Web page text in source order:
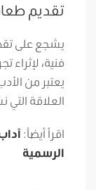
تقديم
يشجع على
فنية، لإثراء
يعتبر من
العلاقة
اقرأ أيضاً:
الرسمية